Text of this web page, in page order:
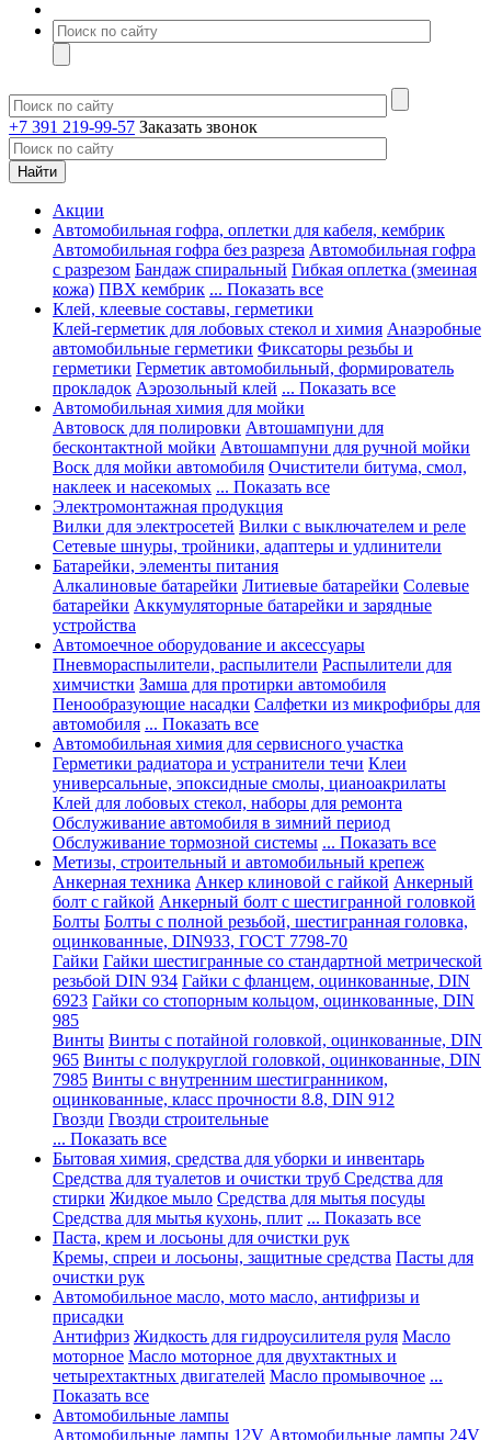
+7 391 219-99-57 Заказать звонок
Акции
Автомобильная гофра, оплетки для кабеля, кембрик
Автомобильная гофра без разреза Автомобильная гофра
с разрезом Бандаж спиральный Гибкая оплетка (змеиная
кожа) ПВХ кембрик ... Показать все
Клей, клеевые составы, герметики
Клей-герметик для лобовых стекол и химия Анаэробные
автомобильные герметики Фиксаторы резьбы и
герметики Герметик автомобильный, формирователь
прокладок Аэрозольный клей ... Показать все
Автомобильная химия для мойки
Автовоск для полировки Автошампуни для
бесконтактной мойки Автошампуни для ручной мойки
Воск для мойки автомобиля Очистители битума, смол,
наклеек и насекомых ... Показать все
Электромонтажная продукция
Вилки для электросетей Вилки с выключателем и реле
Сетевые шнуры, тройники, адаптеры и удлинители
Батарейки, элементы питания
Алкалиновые батарейки Литиевые батарейки Солевые
батарейки Аккумуляторные батарейки и зарядные
устройства
Автомоечное оборудование и аксессуары
Пневмораспылители, распылители Распылители для
химчистки Замша для протирки автомобиля
Пенообразующие насадки Салфетки из микрофибры для
автомобиля ... Показать все
Автомобильная химия для сервисного участка
Герметики радиатора и устранители течи Клеи
универсальные, эпоксидные смолы, цианоакрилаты
Клей для лобовых стекол, наборы для ремонта
Обслуживание автомобиля в зимний период
Обслуживание тормозной системы ... Показать все
Метизы, строительный и автомобильный крепеж
Анкерная техника Анкер клиновой с гайкой Анкерный
болт с гайкой Анкерный болт с шестигранной головкой
Болты Болты с полной резьбой, шестигранная головка,
оцинкованные, DIN933, ГОСТ 7798-70
Гайки Гайки шестигранные со стандартной метрической
резьбой DIN 934 Гайки с фланцем, оцинкованные, DIN
6923 Гайки со стопорным кольцом, оцинкованные, DIN
985
Винты Винты с потайной головкой, оцинкованные, DIN
965 Винты с полукруглой головкой, оцинкованные, DIN
7985 Винты с внутренним шестигранником,
оцинкованные, класс прочности 8.8, DIN 912
Гвозди Гвозди строительные
... Показать все
Бытовая химия, средства для уборки и инвентарь
Средства для туалетов и очистки труб Средства для
стирки Жидкое мыло Средства для мытья посуды
Средства для мытья кухонь, плит ... Показать все
Паста, крем и лосьоны для очистки рук
Кремы, спреи и лосьоны, защитные средства Пасты для
очистки рук
Автомобильное масло, мото масло, антифризы и
присадки
Антифриз Жидкость для гидроусилителя руля Масло
моторное Масло моторное для двухтактных и
четырехтактных двигателей Масло промывочное ...
Показать все
Автомобильные лампы
Автомобильные лампы 12V Автомобильные лампы 24V